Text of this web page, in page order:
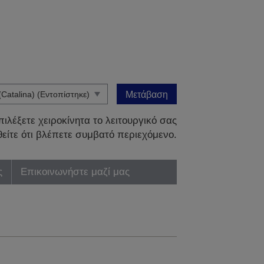
Μετάβαση
χειροκίνητα το λειτουργικό σας
ότι βλέπετε συμβατό περιεχόμενο.
Επικοινωνήστε μαζί μας